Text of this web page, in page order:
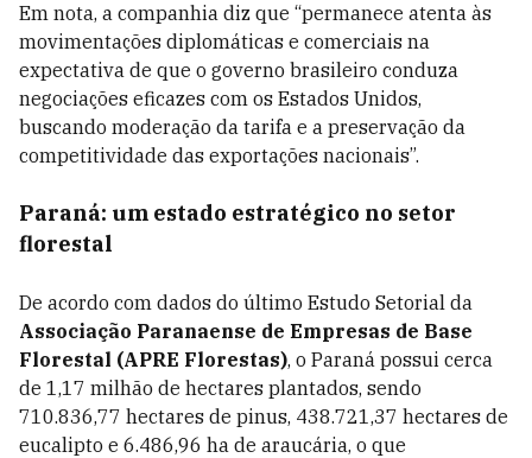
Em nota, a companhia diz que “permanece atenta às
movimentações diplomáticas e comerciais na
expectativa de que o governo brasileiro conduza
negociações eficazes com os Estados Unidos,
buscando moderação da tarifa e a preservação da
competitividade das exportações nacionais”.
Paraná: um estado estratégico no setor
florestal
De acordo com dados do último Estudo Setorial da
Associação Paranaense de Empresas de Base
Florestal (APRE Florestas), o Paraná possui cerca
de 1,17 milhão de hectares plantados, sendo
710.836,77 hectares de pinus, 438.721,37 hectares de
eucalipto e 6.486,96 ha de araucária, o que